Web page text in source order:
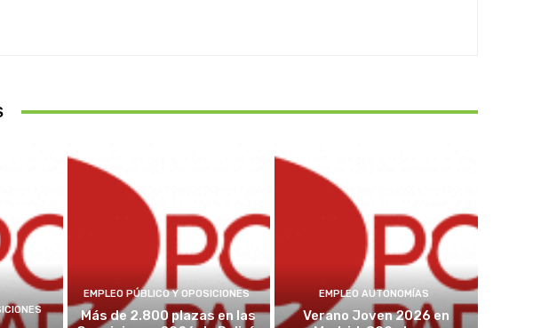
EMPLEO PÚBLICO Y OPOSICIONES
Más de 2.800 plazas en las
EMPLEO AUTONOMÍAS
Verano Joven 2026 en